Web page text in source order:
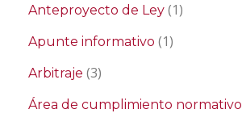
Anteproyecto de Ley (1)
Apunte informativo (1)
Arbitraje (3)
Área de cumplimiento normativo